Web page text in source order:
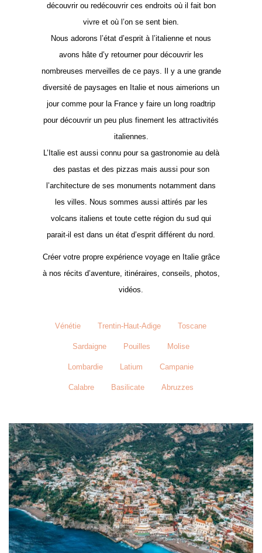
découvrir ou redécouvrir ces endroits où il fait bon
vivre et où l’on se sent bien.
Nous adorons l’état d’esprit à l’italienne et nous
avons hâte d’y retourner pour découvrir les
nombreuses merveilles de ce pays. Il y a une grande
diversité de paysages en Italie et nous aimerions un
jour comme pour la France y faire un long roadtrip
pour découvrir un peu plus finement les attractivités
italiennes.
L’Italie est aussi connu pour sa gastronomie au delà
des pastas et des pizzas mais aussi pour son
l’architecture de ses monuments notamment dans
les villes. Nous sommes aussi attirés par les
volcans italiens et toute cette région du sud qui
parait-il est dans un état d’esprit différent du nord.
Créer votre propre expérience voyage en Italie grâce
à nos récits d’aventure, itinéraires, conseils, photos,
vidéos.
Vénétie Trentin-Haut-Adige Toscane
Sardaigne Pouilles Molise
Lombardie Latium Campanie
Calabre Basilicate Abruzzes